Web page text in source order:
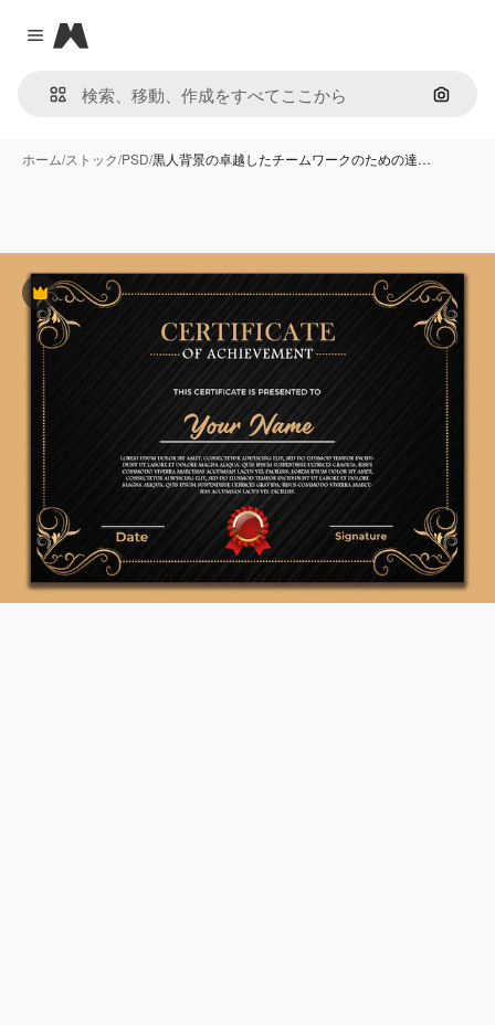
Close menu
Magnific
画像で
ホーム/ストック/PSD/黒人背景の卓越したチームワークのための達…
Premium